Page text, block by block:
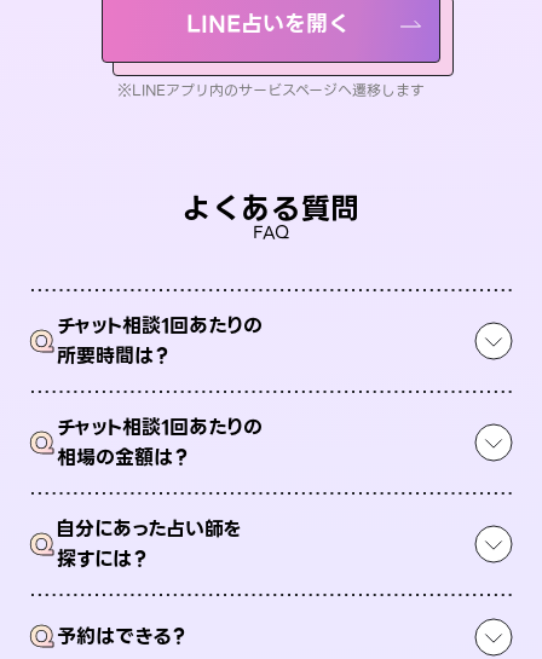
LINE占いを開く
※LINEアプリ内のサービスページへ遷移します
よくある質問
FAQ
Qチャット相談1回あたりの
所要時間は？
Qチャット相談1回あたりの
相場の金額は？
Q自分にあった占い師を
探すには？
Q予約はできる？